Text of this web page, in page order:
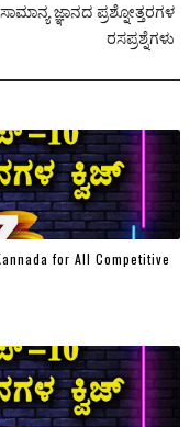
ಜ್ಞಾನದ ಪ್ರಶ್ನೋತ್ತರಗಳ
ರಸಪ್ರಶ್ನೆಗಳು
for All Competitive